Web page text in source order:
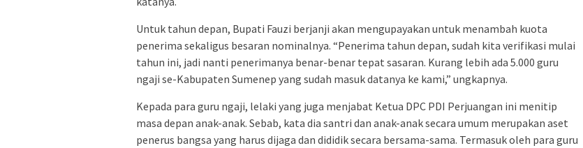
Untuk tahun depan, Bupati Fauzi berjanji akan mengupayakan untuk menambah kuota
penerima sekaligus besaran nominalnya. “Penerima tahun depan, sudah kita verifikasi mulai
tahun ini, jadi nanti penerimanya benar-benar tepat sasaran. Kurang lebih ada 5.000 guru
ngaji se-Kabupaten Sumenep yang sudah masuk datanya ke kami,” ungkapnya.
Kepada para guru ngaji, lelaki yang juga menjabat Ketua DPC PDI Perjuangan ini menitip
masa depan anak-anak. Sebab, kata dia santri dan anak-anak secara umum merupakan aset
penerus bangsa yang harus dijaga dan dididik secara bersama-sama. Termasuk oleh para guru